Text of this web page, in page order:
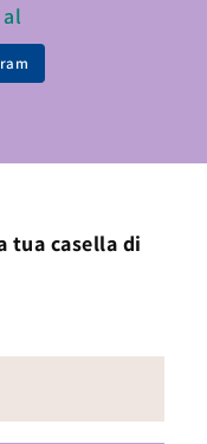
tua casella di